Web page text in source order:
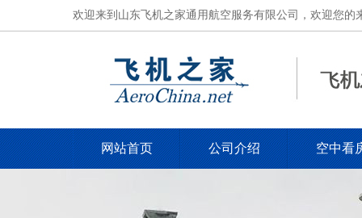
欢迎来到山东飞机之家通用航空服务有限公司，欢迎您的
网站首页 公司介绍 空中看